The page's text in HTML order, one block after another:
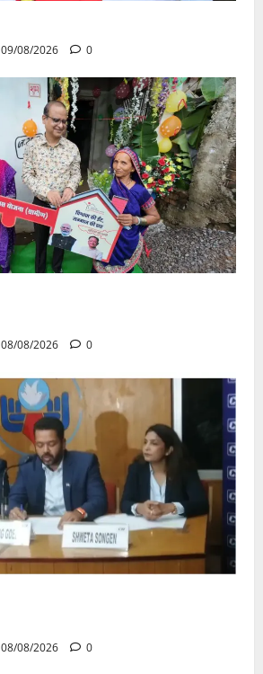
09/08/2026 0
08/08/2026 0
08/08/2026 0